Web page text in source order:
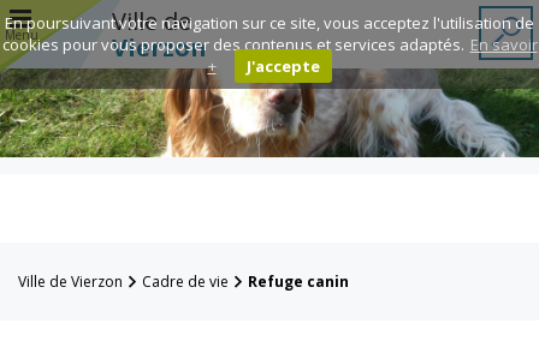
Menu
Ville de
Vierzon
Annuaire des
associations
Ville de Vierzon Cadre de vie Refuge canin
En poursuivant votre navigation sur ce site, vous acceptez l'utilisation de
cookies pour vous proposer des contenus et services adaptés. En savoir
+
J'accepte